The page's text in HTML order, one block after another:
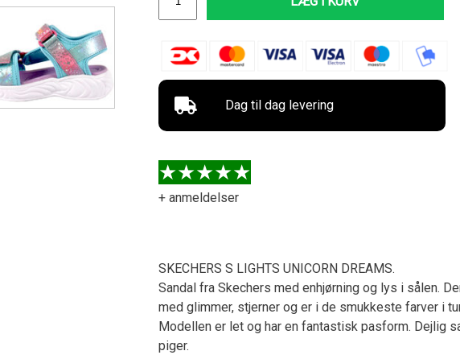
Dag til dag levering
+ anmeldelser
SKECHERS S LIGHTS UNICORN DREAMS.
Sandal fra Skechers med enhjørning og lys i sålen.
med glimmer, stjerner og er i de smukkeste farver i
Modellen er let og har en fantastisk pasform. Dejlig
piger.